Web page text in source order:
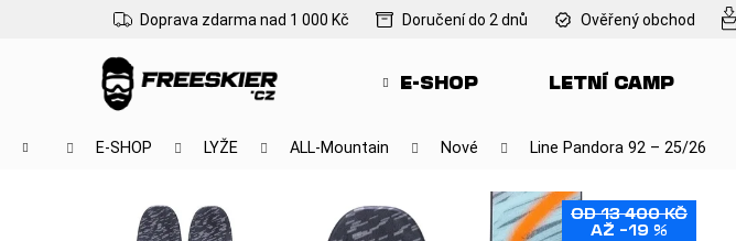
Doprava zdarma nad 1 000 Kč Doručení do 2 dnů Ověřený obchod
E-SHOP LETNÍ CAMP
Domů E-SHOP LYŽE ALL-Mountain Nové Line Pandora 92 – 25/26
OD 13 400 KČ
AŽ –19 %
obchodu
obchodu